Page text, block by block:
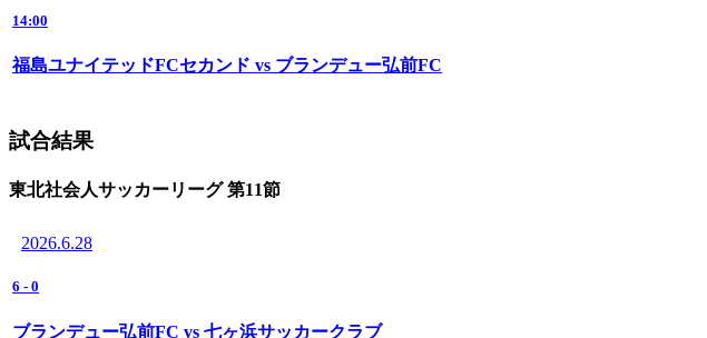
14:00
福島ユナイテッドFCセカンド vs ブランデュー弘前FC
試合結果
東北社会人サッカーリーグ 第11節
2026.6.28
6 - 0
ブランデュー弘前FC vs 七ヶ浜サッカークラブ